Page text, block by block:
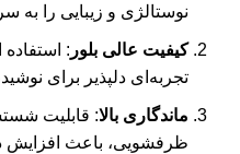
نوستالژی و زیبایی را
کیفیت عالی بلور :
تجربه‌ای دلپذیر برای
ماندگاری بالا: قابلیت
ظرفشویی، باعث افزایش